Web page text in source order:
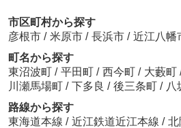
市区町村から探す
彦根市 / 米原市 / 長浜市 / 近江八幡
町名から探す
東沼波町 / 平田町 / 西今町 / 大藪町
川瀬馬場町 / 下多良 / 後三条町 / 八
路線から探す
東海道本線 / 近江鉄道近江本線 / 北